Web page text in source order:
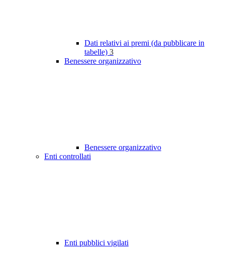
Dati relativi ai premi (da pubblicare in
tabelle) 3
Benessere organizzativo
Benessere organizzativo
Enti controllati
Enti pubblici vigilati